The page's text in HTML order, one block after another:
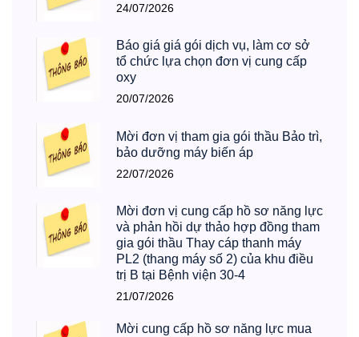
24/07/2026
Báo giá giá gói dịch vụ, làm cơ sở
tổ chức lựa chọn đơn vị cung cấp
oxy
20/07/2026
Mời đơn vị tham gia gói thầu Bảo trì,
bảo dưỡng máy biến áp
22/07/2026
Mời đơn vị cung cấp hồ sơ năng lực
và phản hồi dự thảo hợp đồng tham
gia gói thầu Thay cáp thanh máy
PL2 (thang máy số 2) của khu điều
trị B tại Bệnh viện 30-4
21/07/2026
Mời cung cấp hồ sơ năng lực mua